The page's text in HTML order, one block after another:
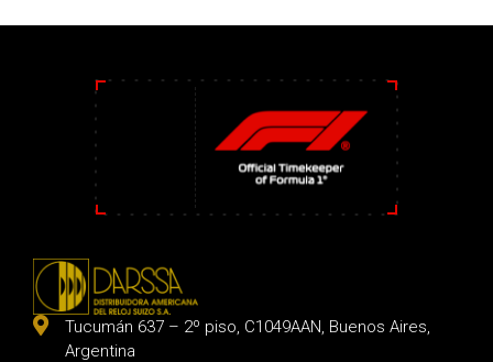
Tucumán 637 – 2º piso, C1049AAN, Buenos Aires,
Argentina